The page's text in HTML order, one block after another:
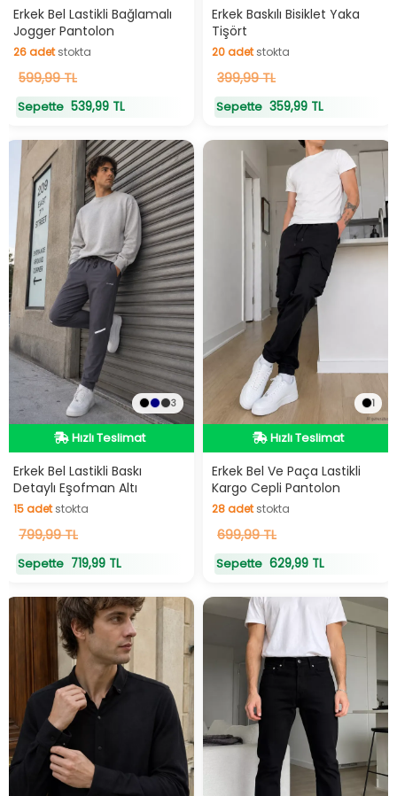
Hızlı Teslimat
Erkek Bel Lastikli Bağlamalı
Jogger Pantolon
26adetstokta
26adetstokta
599,99 TL
Sepette 539,99 TL
Hızlı Teslimat
Erkek Baskılı Bisiklet Yaka
Tişört
20adetstokta
20adetstokta
399,99 TL
Sepette 359,99 TL
3
Hızlı Teslimat
Hızlı Teslimat
Erkek Bel Lastikli Baskı
Detaylı Eşofman Altı
15adetstokta
15adetstokta
799,99 TL
Sepette 719,99 TL
1
Hızlı Teslimat
Hızlı Teslimat
Erkek Bel Ve Paça Lastikli
Kargo Cepli Pantolon
28adetstokta
28adetstokta
699,99 TL
Sepette 629,99 TL